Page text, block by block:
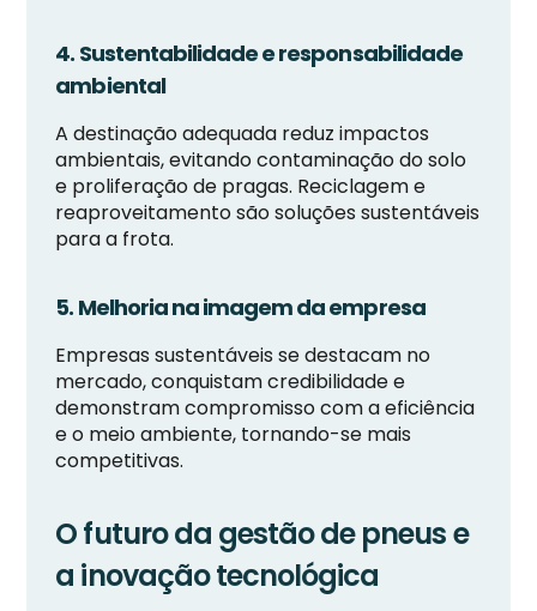
4. Sustentabilidade e responsabilidade
ambiental
A destinação adequada reduz impactos
ambientais, evitando contaminação do solo
e proliferação de pragas. Reciclagem e
reaproveitamento são soluções sustentáveis
para a frota.
5. Melhoria na imagem da empresa
Empresas sustentáveis se destacam no
mercado, conquistam credibilidade e
demonstram compromisso com a eficiência
e o meio ambiente, tornando-se mais
competitivas.
O futuro da gestão de pneus e
a inovação tecnológica